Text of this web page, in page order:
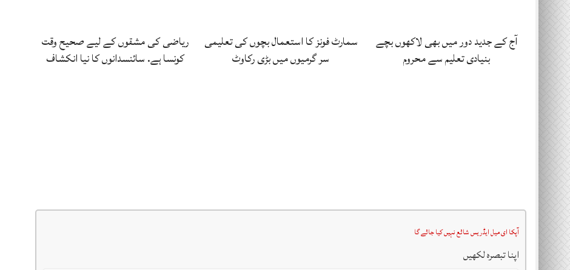
آج کے جدید دور میں بھی لاکھوں بچے
بنیادی تعلیم سے محروم
سمارٹ فونز کا استعمال بچوں کی تعلیمی
سر گرمیوں میں بڑی رکاوٹ
ریاضی کی مشقوں کے لیے صحیح وقت
کونسا ہے. سائنسدانوں کا نیا انکشاف
آپکا ای میل ایڈریس شائع نہیں کیا جائے گا
اپنا تبصرہ لکھیں